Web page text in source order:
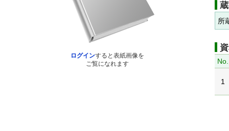
ログインすると表紙画像を
ご覧になれます
所
No.
1